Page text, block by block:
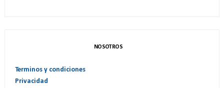
NOSOTROS
Terminos y condiciones
Privacidad